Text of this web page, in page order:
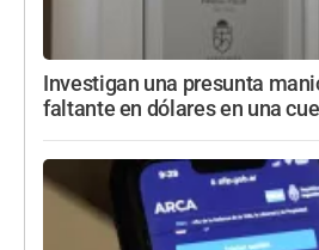
Investigan una presunta
faltante en dólares en una